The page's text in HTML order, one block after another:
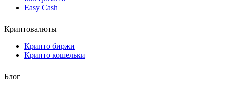
Easy Cash
Криптовалюты
Крипто биржи
Крипто кошельки
Блог